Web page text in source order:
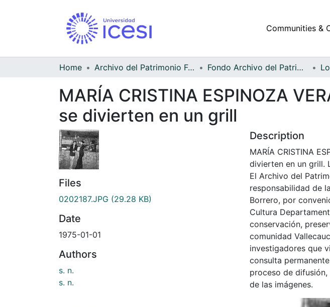
Communities &
Home Archivo del Patrimonio Fotográfico y Fílmico del Valle del Cauca Fondo Archivo del Patrimonio Fotográfico y Fílmico del Valle del Cauca
MARÍA CRISTINA ESPINOZA
se divierten en un grill
Files
0202187.JPG (29.28 KB)
Date
1975-01-01
Authors
s. n.
s. n.
Description
MARÍA CRISTINA
divierten en un grill.
El Archivo del
responsabilidad de
Borrero, por
Cultura
conservación,
comunidad
investigadores que
consulta
proceso de
de las imágenes.